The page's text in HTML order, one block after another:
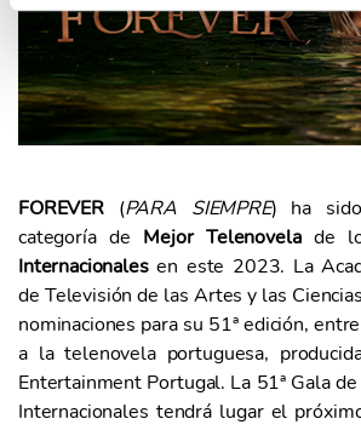
e
FOREVER(PARA SIEMPRE) ha
categoría de Mejor Telenovelade
Internacionalesen este 2023. La
de Televisión de las Artes y las
nominaciones para su 51ª edición,
a la telenovela portuguesa,
Entertainment Portugal. La 51ª Gala
Internacionales tendrá lugar el